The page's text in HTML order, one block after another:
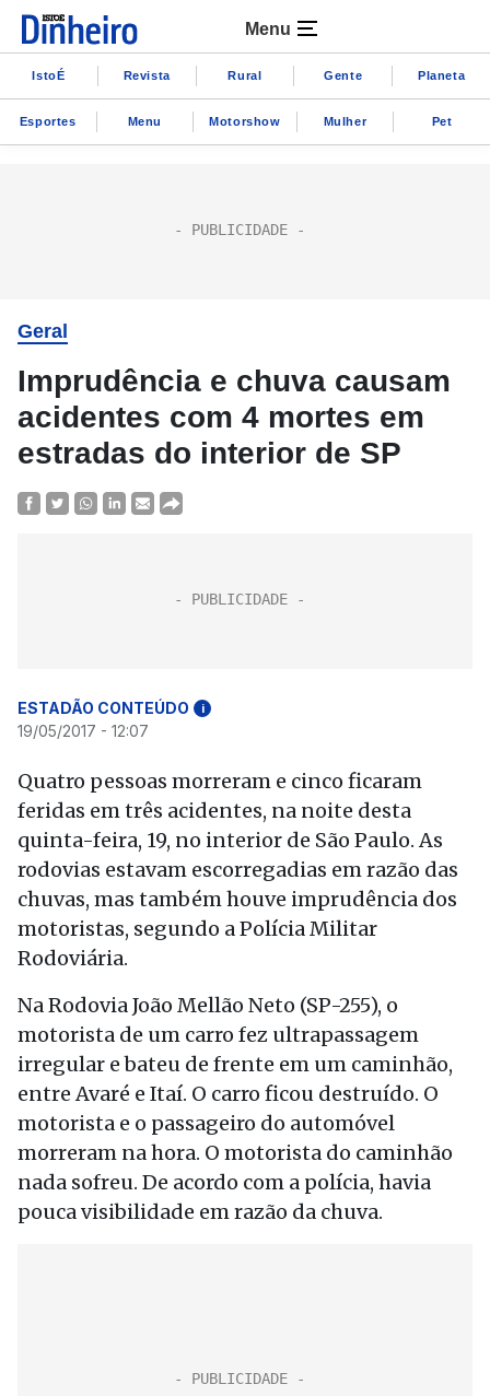
Menu
IstoÉ Revista Rural Gente Planeta
Esportes Menu Motorshow Mulher Pet
Geral
Imprudência e chuva causam
acidentes com 4 mortes em
estradas do interior de SP
ESTADÃO CONTEÚDO i
19/05/2017 - 12:07
Quatro pessoas morreram e cinco ficaram
feridas em três acidentes, na noite desta
quinta-feira, 19, no interior de São Paulo. As
rodovias estavam escorregadias em razão das
chuvas, mas também houve imprudência dos
motoristas, segundo a Polícia Militar
Rodoviária.
Na Rodovia João Mellão Neto (SP-255), o
motorista de um carro fez ultrapassagem
irregular e bateu de frente em um caminhão,
entre Avaré e Itaí. O carro ficou destruído. O
motorista e o passageiro do automóvel
morreram na hora. O motorista do caminhão
nada sofreu. De acordo com a polícia, havia
pouca visibilidade em razão da chuva.